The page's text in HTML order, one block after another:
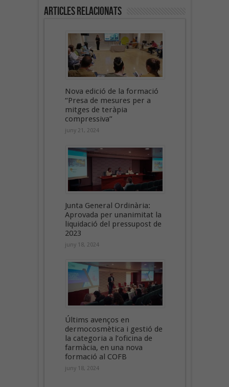
Articles Relacionats
Nova edició de la formació
“Presa de mesures per a
mitges de teràpia
compressiva”
juny 21, 2024
Junta General Ordinària:
Aprovada per unanimitat la
liquidació del pressupost de
2023
juny 18, 2024
Últims avenços en
dermocosmètica i gestió de
la categoria a l’oficina de
farmàcia, en una nova
formació al COFB
juny 18, 2024